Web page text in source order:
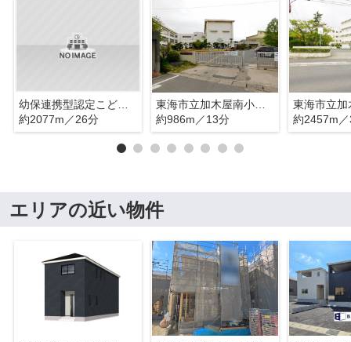
幼保連携型認定こども園明佳幼稚園
約2077m／26分
東海市立加木屋南小学校
約986m／13分
東海市立加
約2457m
エリアの近い物件